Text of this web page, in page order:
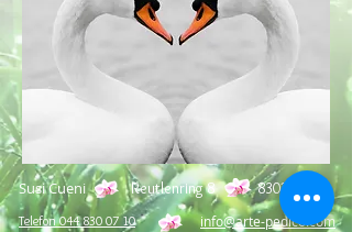
Susi Cueni Reutlenring 8 8302 Kloten
Telefon 044 830 07 10 info@arte-pedico.com